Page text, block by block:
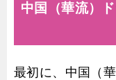
中国（華流）
最初に、中国（